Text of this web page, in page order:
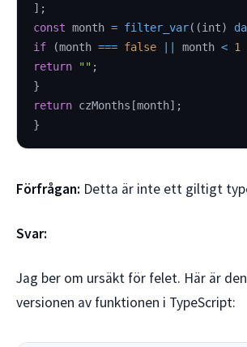
] ;
const month = filter_var( (int)
if
(month === false month < 1
return
"" ;
}
return czMonths [month] ;
}
Förfrågan: Detta är inte ett giltigt
Svar:
Jag ber om ursäkt för felet. Här är
versionen av funktionen i TypeScript: